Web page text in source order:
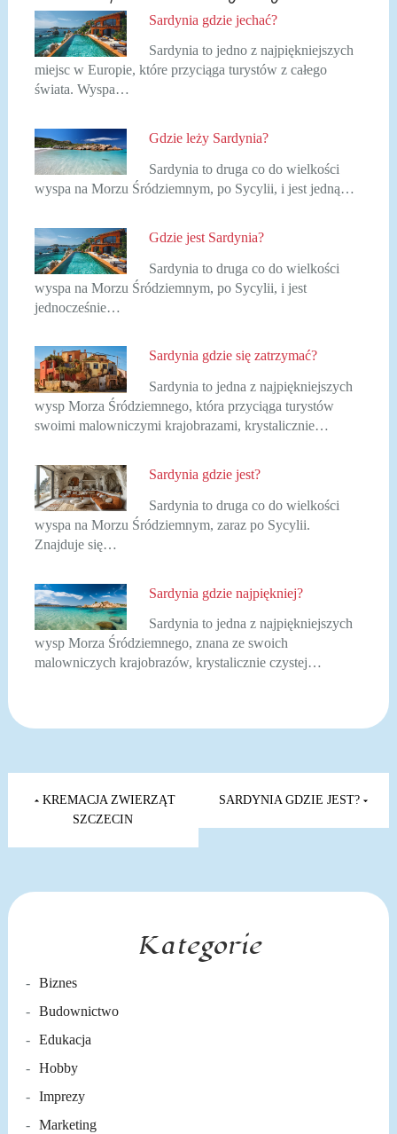
Sardynia gdzie jechać?
Sardynia to jedno z najpiękniejszych
miejsc w Europie, które przyciąga turystów z całego
świata. Wyspa…
Gdzie leży Sardynia?
Sardynia to druga co do wielkości
wyspa na Morzu Śródziemnym, po Sycylii, i jest jedną…
Gdzie jest Sardynia?
Sardynia to druga co do wielkości
wyspa na Morzu Śródziemnym, po Sycylii, i jest
jednocześnie…
Sardynia gdzie się zatrzymać?
Sardynia to jedna z najpiękniejszych
wysp Morza Śródziemnego, która przyciąga turystów
swoimi malowniczymi krajobrazami, krystalicznie…
Sardynia gdzie jest?
Sardynia to druga co do wielkości
wyspa na Morzu Śródziemnym, zaraz po Sycylii.
Znajduje się…
Sardynia gdzie najpiękniej?
Sardynia to jedna z najpiękniejszych
wysp Morza Śródziemnego, znana ze swoich
malowniczych krajobrazów, krystalicznie czystej…
Nawigacja
wpisu
KREMACJA ZWIERZĄT
SZCZECIN
SARDYNIA GDZIE JEST?
Kategorie
Biznes
Budownictwo
Edukacja
Hobby
Imprezy
Marketing